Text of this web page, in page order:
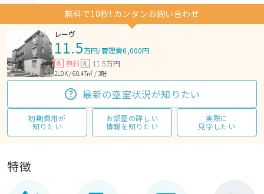
無料で10秒! カンタンお問い合わせ
レーヴ
11.5万円/管理費6,000円
敷 無料 礼 11.5万円
2LDK / 60.47㎡ / 3階
最新の空室状況が知りたい
初期費用が
知りたい
お部屋の詳しい
情報を知りたい
実際に
見学したい
特徴